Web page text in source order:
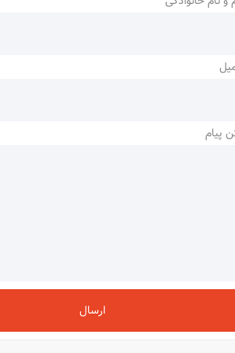
پیام
ارسال